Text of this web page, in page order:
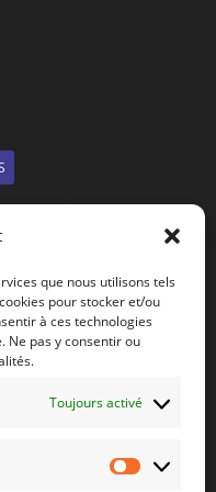
que nous utilisons tels
pour stocker et/ou
à ces technologies
Ne pas y consentir ou
Toujours activé
Google